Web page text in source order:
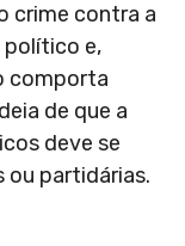
crime contra a
político e,
comporta
de que a
deve se
partidárias.